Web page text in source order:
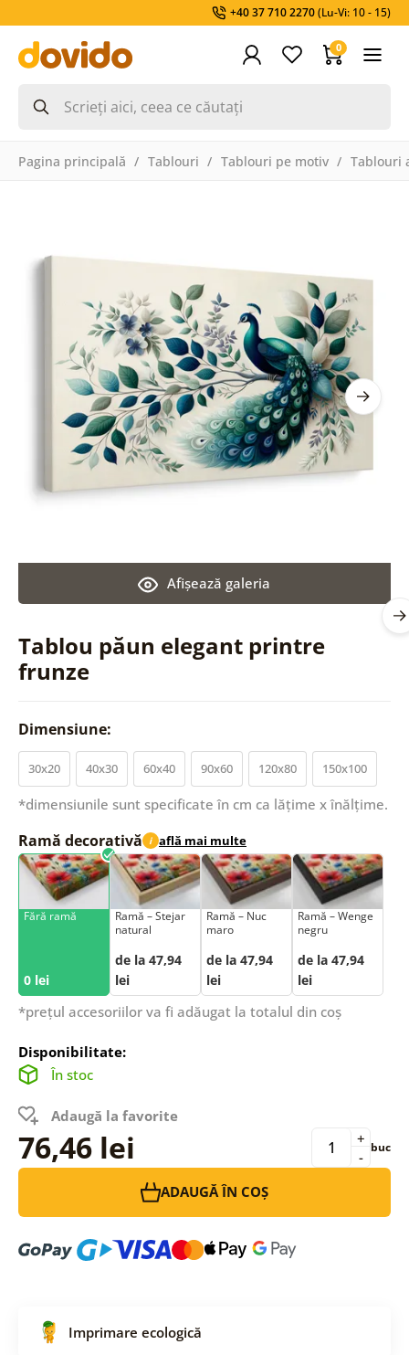
+40 37 710 2270(Lu-Vi: 10 - 15)
0
Pagina principală Tablouri Tablouri pe motiv Tablouri
Tablou păun elegant printre
frunze
Afişează galeria
Dimensiune:
30x20 40x30 60x40 90x60 120x80 150x100
*dimensiunile sunt specificate în cm ca lățime x înălțime.
Ramă decorativă i află mai multe
Fără ramă
0 lei
Ramă – Stejar
natural
de la 47,94
lei
Ramă – Nuc
maro
de la 47,94
lei
Ramă – Wenge
negru
de la 47,94
lei
*prețul accesoriilor va fi adăugat la totalul din coș
Disponibilitate:
În stoc
Adaugă la favorite
76,46 lei -
+ buc
ADAUGĂ ÎN COȘ
Imprimare ecologică